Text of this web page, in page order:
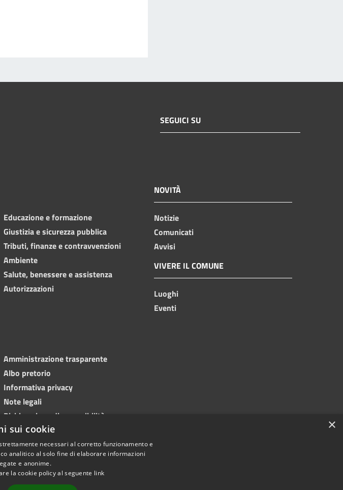
SEGUICI SU
Educazione e formazione
Giustizia e sicurezza pubblica
Tributi, finanze e contravvenzioni
Ambiente
Salute, benessere e assistenza
Autorizzazioni
NOVITÀ
Notizie
Comunicati
Avvisi
VIVERE IL COMUNE
Luoghi
Eventi
Amministrazione trasparente
Albo pretorio
Informativa privacy
Note legali
Dichiarazione di accessibilità
×
sui cookie
necessari al corretto funzionamento e
analitico al solo fine di elaborare informazioni
e anonime.
la cookie policy al seguente link